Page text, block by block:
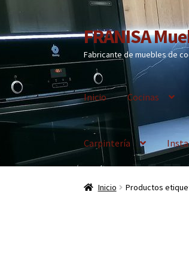
Ir
a
la
navegación
Ir
al
contenido
FRANISA
Fabricante de muebles de
Inicio Cocinas
Carpintería
Inicio Productos